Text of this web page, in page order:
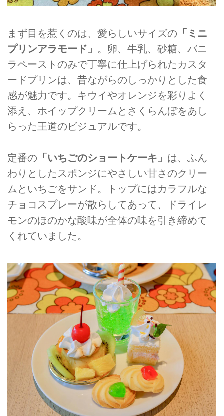
まず目を惹くのは、愛らしいサイズの 「ミニ
プリンアラモード」 。卵、牛乳、砂糖、バニ
ラペーストのみで丁寧に仕上げられたカスタ
ードプリンは、昔ながらのしっかりとした食
感が魅力です。キウイやオレンジを彩りよく
添え、ホイップクリームとさくらんぼをあし
らった王道のビジュアルです。
定番の 「いちごのショートケーキ」 は、ふん
わりとしたスポンジにやさしい甘さのクリー
ムといちごをサンド。トップにはカラフルな
チョコスプレーが散らしてあって、ドライレ
モンのほのかな酸味が全体の味を引き締めて
くれていました。